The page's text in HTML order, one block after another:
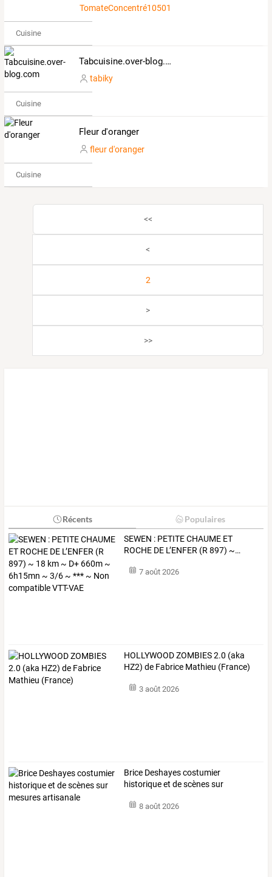
TomateConcentré1050112
Cuisine
Tabcuisine.over-blog.com
tabiky
Cuisine
Fleur d'oranger
fleur d'oranger
Cuisine
<<
<
2
>
>>
Récents Populaires
SEWEN : PETITECHAUME ET
ROCHE DE L’ENFER (R 897) ~…
7 août 2026
HOLLYWOOD ZOMBIES 2.0 (aka
HZ2) de Fabrice Mathieu (France)
3 août 2026
Brice Deshayes costumier
historique et de scènes sur
8 août 2026